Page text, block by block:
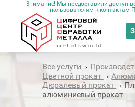
Внимание! Мы предоставили доступ
пользователям к контактам
Все услуги ›
Цветной прокат ›
Дюралевый прокат
›
алюминиевый прокат